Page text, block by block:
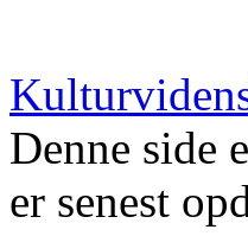
Denne side
er senest